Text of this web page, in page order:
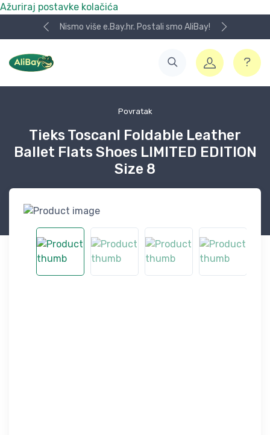
Ažuriraj postavke kolačića
Nismo više e.Bay.hr. Postali smo AliBay!
Povratak
Tieks ToscanI Foldable Leather
Ballet Flats Shoes LIMITED EDITION
Size 8